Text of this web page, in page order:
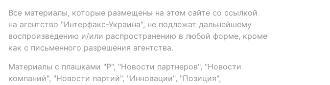
Все материалы, которые размещены на этом сайте со ссылкой
на агентство "Интерфакс-Украина", не подлежат дальнейшему
воспроизведению и/или распространению в любой форме, кроме
как с письменного разрешения агентства.
Материалы с плашками "Р", "Новости партнеров", "Новости
компаний", "Новости партий", "Инновации", "Позиция",